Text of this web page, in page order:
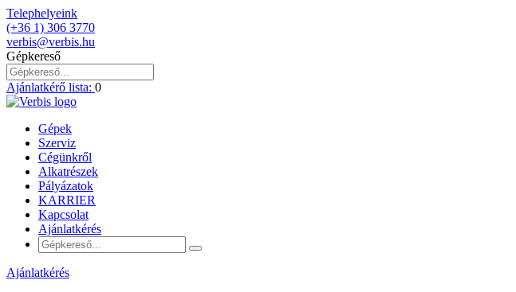
Telephelyeink
(+36 1) 306 3770
verbis@verbis.hu
Gépkereső
Ajánlatkérő lista: 0
Gépek
Szerviz
Cégünkről
Alkatrészek
Pályázatok
KARRIER
Kapcsolat
Ajánlatkérés
Ajánlatkérés